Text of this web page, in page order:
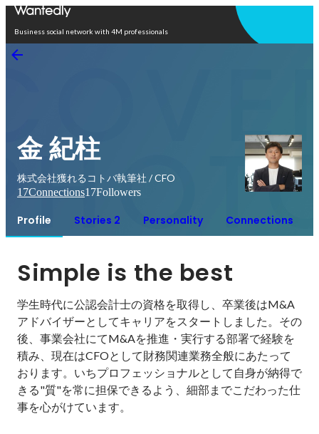
Business social network with 4M professionals
金 紀柱
株式会社獲れるコトバ執筆社 / CFO
17Connections17Followers
Profile Stories 2 Personality Connections
Simple is the best
学生時代に公認会計士の資格を取得し、卒業後はM&A
アドバイザーとしてキャリアをスタートしました。その
後、事業会社にてM&Aを推進・実行する部署で経験を
積み、現在はCFOとして財務関連業務全般にあたって
おります。いちプロフェッショナルとして自身が納得で
きる"質"を常に担保できるよう、細部までこだわった仕
事を心がけています。